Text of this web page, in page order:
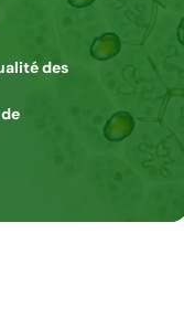
des